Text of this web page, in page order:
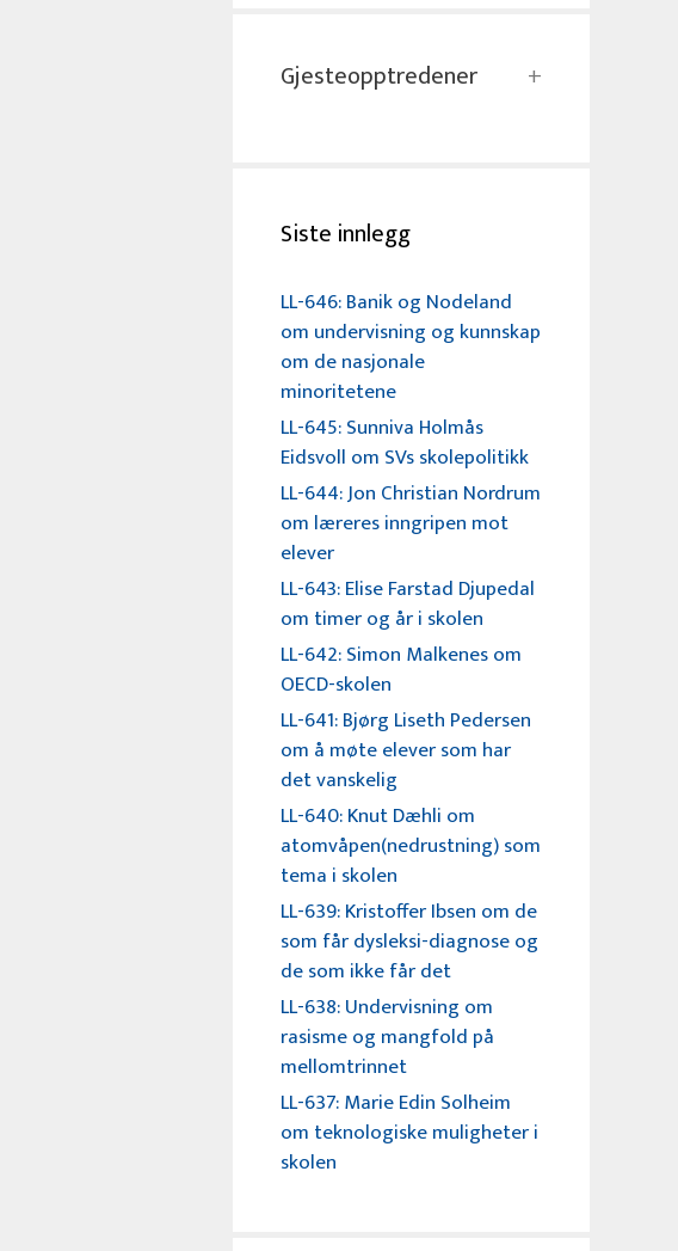
Gjesteopptredener
Siste innlegg
LL-646: Banik og Nodeland
om undervisning og kunnskap
om de nasjonale
minoritetene
LL-645: Sunniva Holmås
Eidsvoll om SVs skolepolitikk
LL-644: Jon Christian Nordrum
om læreres inngripen mot
elever
LL-643: Elise Farstad Djupedal
om timer og år i skolen
LL-642: Simon Malkenes om
OECD-skolen
LL-641: Bjørg Liseth Pedersen
om å møte elever som har
det vanskelig
LL-640: Knut Dæhli om
atomvåpen(nedrustning) som
tema i skolen
LL-639: Kristoffer Ibsen om de
som får dysleksi-diagnose og
de som ikke får det
LL-638: Undervisning om
rasisme og mangfold på
mellomtrinnet
LL-637: Marie Edin Solheim
om teknologiske muligheter i
skolen